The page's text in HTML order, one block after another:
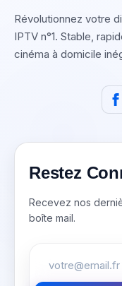
Révolutionnez votre
IPTV n°1. Stable,
cinéma à domicile
Restez
Recevez nos
boîte mail.